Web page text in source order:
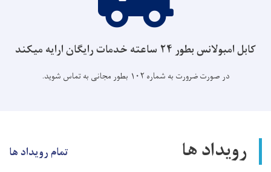
کابل امبولانس بطور ۲۴ ساعته خدمات رایگان ارایه میکند
در صورت ضرورت به شماره ۱۰۲ بطور مجانی به تماس شوید.
رویداد ها تمام رویداد ها